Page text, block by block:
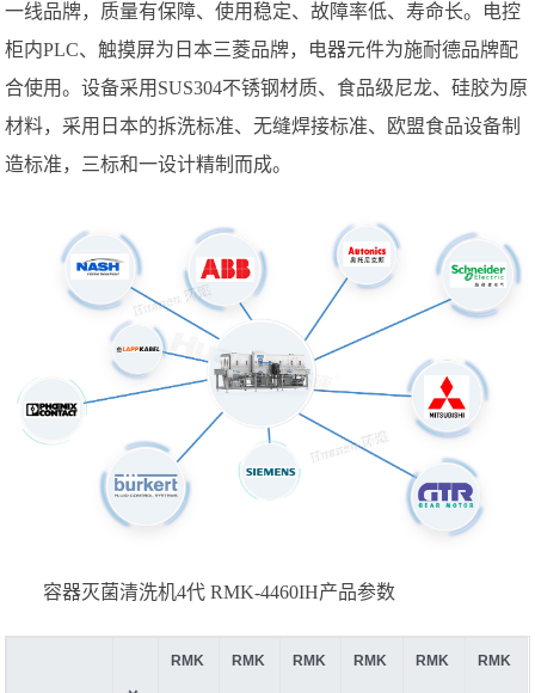
一线品牌，质量有保障、使用稳定、故障率低、寿命长。电控
柜内PLC、触摸屏为日本三菱品牌，电器元件为施耐德品牌配
合使用。设备采用SUS304不锈钢材质、食品级尼龙、硅胶为原
材料，采用日本的拆洗标准、无缝焊接标准、欧盟食品设备制
造标准，三标和一设计精制而成。
容器灭菌清洗机4代 RMK-4460IH产品参数
RMK RMK RMK RMK RMK RMK